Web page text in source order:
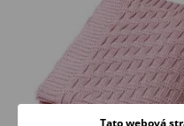
Tato webová